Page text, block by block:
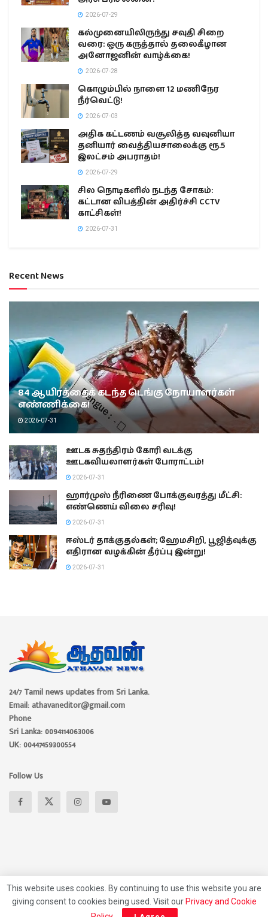
2026-07-29
கல்முனையிலிருந்து சவுதி சிறை
வரை: ஒரு கருத்தால் தலைகீழான
அனோஜனின் வாழ்க்கை!
2026-07-28
கொழும்பில் நாளை 12 மணிநேர
நீர்வெட்டு!
2026-07-03
அதிக கட்டணம் வசூலித்த வவுனியா
தனியார் வைத்தியசாலைக்கு ரூ.5
இலட்சம் அபராதம்!
2026-07-29
சில நொடிகளில் நடந்த சோகம்:
கட்டான விபத்தின் அதிர்ச்சி CCTV
காட்சிகள்!
2026-07-31
Recent News
84 ஆயிரத்தைக் கடந்த டெங்கு நோயாளர்கள்
எண்ணிக்கை!
2026-07-31
ஊடக சுதந்திரம் கோரி வடக்கு
ஊடகவியலாளர்கள் போராட்டம்!
2026-07-31
ஹார்முஸ் நீரிணை போக்குவரத்து மீட்சி:
எண்ணெய் விலை சரிவு!
2026-07-31
ஈஸ்டர் தாக்குதல்கள்; ஹேமசிறி, பூஜித்வுக்கு
எதிரான வழக்கின் தீர்ப்பு இன்று!
2026-07-31
24/7 Tamil news updates from Sri Lanka.
Email: athavaneditor@gmail.com
Phone
Sri Lanka: 0094114063006
UK: 00447459300554
Follow Us
About Privacy Policy Contact Us
This website uses cookies. By continuing to use this website you are
giving consent to cookies being used. Visit our Privacy and Cookie